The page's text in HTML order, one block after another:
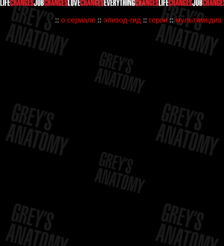
::о сериале ::эпизод-гид :: герои::мультимедиа